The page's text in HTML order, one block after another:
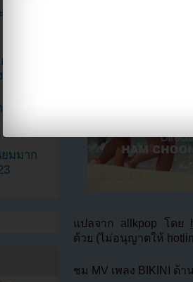
แปลจาก allkpop โดย
ด้วย (ไม่อนุญาตให้
ชม MV เพลง BIKINI ด้า
นะ
ตัวจาก
ดเตอร์
มมาก